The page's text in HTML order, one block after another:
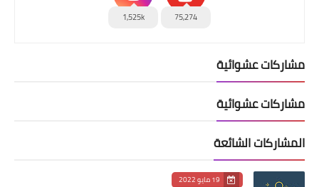
75,274
1,525k
مشاركات عشوائية
مشاركات عشوائية
المشاركات الشائعة
19 مايو 2022